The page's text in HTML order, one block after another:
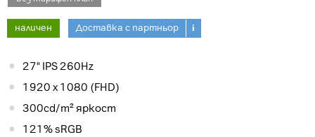
наличен Доставка с партньор i
27" IPS 260Hz
1920 x 1080 (FHD)
300cd/m² яркост
121% sRGB